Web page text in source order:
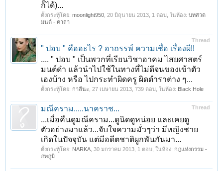
ก็ได้)...
ตั้งกระทู้โดย: moonlight950 20 มิถุนายน 2013 , 1 ตอบ, ในห้อง: บทสวด
มนต์ - คาถา
Thread
" ปอบ " คืออะไร ? อาถรรพ์ ความเชื่อ เรื่องผี!!
.... " ปอบ " เป็นพวกที่เรียนวิชาอาคม ไสยศาสตร์
มนต์ดำ แล้วนำไปใช้ในทางที่ไม่ดีจนของเข้าตัว
เองบ้าง หรือ ไปกระทำผิดครู ผิดตำราต่าง ๆ...
ตั้งกระทู้โดย: กาลีนะ 27 เมษายน 2013 , 739 ตอบ, ในห้อง: Black Hole
Thread
มณีคราม.....นาคราช...
...เมื่อคืนดูมณีคราม...ดูนิดดูหน่อย และเคยดู
ตัวอย่างมาแล้ว...จับใจความมั่วๆว่า มีหญิงชาย
เกิดในปัจจุบัน แต่มีอดีตชาติผูกพันกันมา...
ตั้งกระทู้โดย: NARKA 30 มกราคม 2013 , 1 ตอบ, ในห้อง: กฎแห่งกรรม -
ภพภูมิ